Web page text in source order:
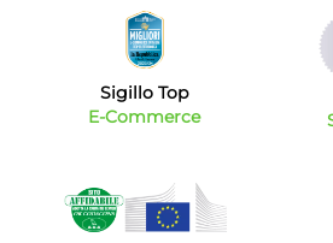
Ariston sono solo alcuni dei
marchi
propongono elettrodomestici da
e tipologia. Nel nostro catalogo
forni, lavelli e accessori.
ogni singola caratteristica
catalogo è in continuo
meglio delle ultime novità a
Sigillo Top
E-Commerce